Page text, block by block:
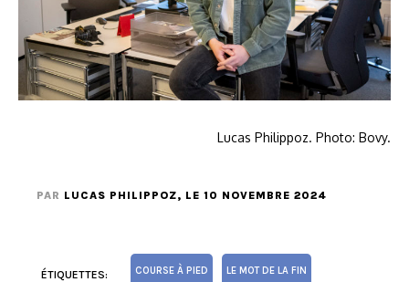
Lucas Philippoz. Photo: Bovy.
PAR LUCAS PHILIPPOZ, LE 10 NOVEMBRE 2024
ÉTIQUETTES: COURSE À PIED LE MOT DE LA FIN